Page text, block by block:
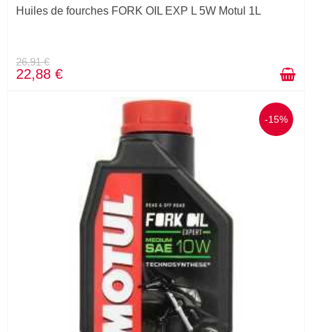
Huiles de fourches FORK OIL EXP L 5W Motul 1L
26,91 €
22,88 €
-15%